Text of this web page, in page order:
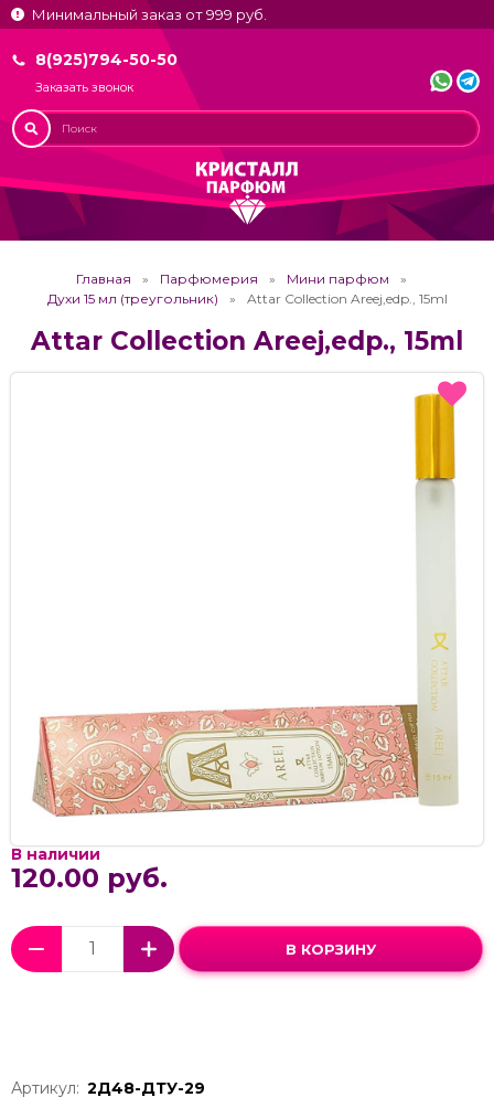
Минимальный заказ от 999 руб.
8(925)794-50-50
Заказать звонок
Главная Парфюмерия
Мини парфюм
Духи 15 мл (треугольник)
Attar Collection Areej,edp., 15ml
Attar Collection Areej,edp., 15ml
В наличии
120.00 руб.
В КОРЗИНУ
Артикул: 2Д48-ДТУ-29